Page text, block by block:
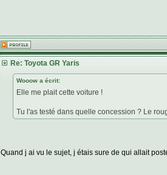
Re: Toyota GR Yaris
Wooow a écrit:
Elle me plait cette voiture !
Tu l'as testé dans quelle concession ? Le
Quand j ai vu le sujet, j étais sure de qui allait